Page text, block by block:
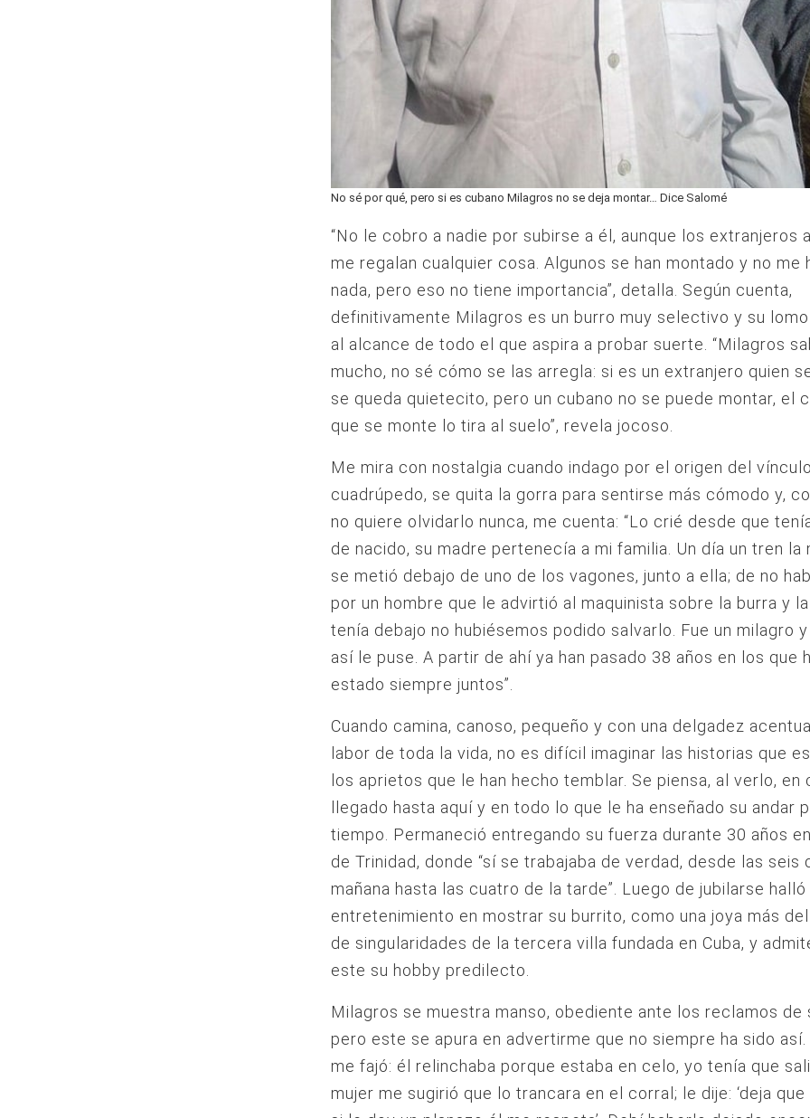
No sé por qué, pero si es cubano Milagros no se deja montar… Dice Salomé
“No le cobro a nadie por subirse a él, aunque los extranjeros
me regalan cualquier cosa. Algunos se han montado y no me
nada, pero eso no tiene importancia”, detalla. Según cuenta,
definitivamente Milagros es un burro muy selectivo y su
al alcance de todo el que aspira a probar suerte. “Milagros
mucho, no sé cómo se las arregla: si es un extranjero quien
se queda quietecito, pero un cubano no se puede montar, el
que se monte lo tira al suelo”, revela jocoso.
Me mira con nostalgia cuando indago por el origen del
cuadrúpedo, se quita la gorra para sentirse más cómodo y,
no quiere olvidarlo nunca, me cuenta: “Lo crié desde que
de nacido, su madre pertenecía a mi familia. Un día un tren la
se metió debajo de uno de los vagones, junto a ella; de no
por un hombre que le advirtió al maquinista sobre la burra y
tenía debajo no hubiésemos podido salvarlo. Fue un milagro
así le puse. A partir de ahí ya han pasado 38 años en los que
estado siempre juntos”.
Cuando camina, canoso, pequeño y con una delgadez
labor de toda la vida, no es difícil imaginar las historias que
los aprietos que le han hecho temblar. Se piensa, al verlo, en
llegado hasta aquí y en todo lo que le ha enseñado su andar
tiempo. Permaneció entregando su fuerza durante 30 años
de Trinidad, donde “sí se trabajaba de verdad, desde las seis
mañana hasta las cuatro de la tarde”. Luego de jubilarse halló
entretenimiento en mostrar su burrito, como una joya más
de singularidades de la tercera villa fundada en Cuba, y
este su hobby predilecto.
Milagros se muestra manso, obediente ante los reclamos de
pero este se apura en advertirme que no siempre ha sido así.
me fajó: él relinchaba porque estaba en celo, yo tenía que
mujer me sugirió que lo trancara en el corral; le dije: ‘deja que